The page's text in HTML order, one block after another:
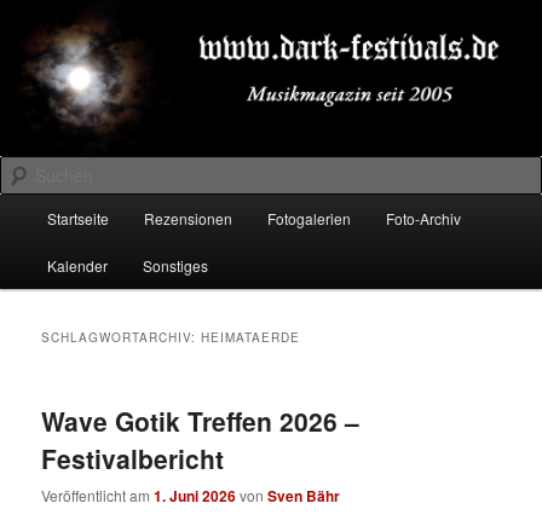
primären
Inhalt
springen
sekundären
Inhalt
springenDARK-FESTIVALS.DE
Suchen
Startseite Rezensionen Fotogalerien Foto-Archiv
Kalender Sonstiges
SCHLAGWORTARCHIV:HEIMATAERDE
Wave Gotik Treffen 2026 –
Festivalbericht
Veröffentlicht am1. Juni 2026vonSven Bähr